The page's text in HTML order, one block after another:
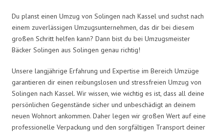
Du planst einen Umzug von Solingen nach Kassel und suchst nach
einem zuverlässigen Umzugsunternehmen, das dir bei diesem
großen Schritt helfen kann? Dann bist du bei Umzugsmeister
Bäcker Solingen aus Solingen genau richtig!
Unsere langjährige Erfahrung und Expertise im Bereich Umzüge
garantieren dir einen reibungslosen und stressfreien Umzug von
Solingen nach Kassel. Wir wissen, wie wichtig es ist, dass all deine
persönlichen Gegenstände sicher und unbeschädigt an deinem
neuen Wohnort ankommen. Daher legen wir großen Wert auf eine
professionelle Verpackung und den sorgfältigen Transport deiner